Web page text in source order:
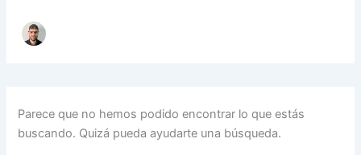
Parece que no hemos podido encontrar lo que estás
buscando. Quizá pueda ayudarte una búsqueda.